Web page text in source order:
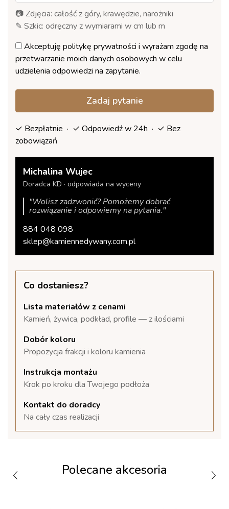
📷 Zdjęcia: całość z góry, krawędzie, narożniki
✎ Szkic: odręczny z wymiarami w cm lub m
Akceptuję politykę prywatności i wyrażam zgodę na
przetwarzanie moich danych osobowych w celu
udzielenia odpowiedzi na zapytanie.
Zadaj pytanie
✓ Bezpłatnie · ✓ Odpowiedź w 24h · ✓ Bez
zobowiązań
Michalina Wujec
Doradca KD · odpowiada na wyceny
"Wolisz zadzwonić? Pomożemy dobrać
rozwiązanie i odpowiemy na pytania."
884 048 098
sklep@kamiennedywany.com.pl
Co dostaniesz?
Lista materiałów z cenami
Kamień, żywica, podkład, profile — z ilościami
Dobór koloru
Propozycja frakcji i koloru kamienia
Instrukcja montażu
Krok po kroku dla Twojego podłoża
Kontakt do doradcy
Na cały czas realizacji
Polecane akcesoria